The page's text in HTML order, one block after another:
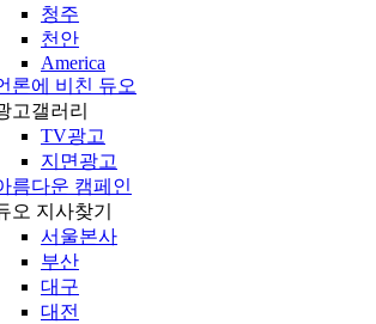
청주
천안
America
론에 비친 듀오
고갤러리
TV광고
지면광고
름다운 캠페인
오 지사찾기
서울본사
부산
대구
대전